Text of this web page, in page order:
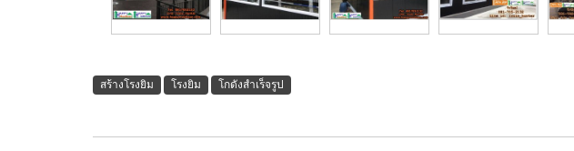
สร้างโรงยิม โรงยิม โกดังสำเร็จรูป